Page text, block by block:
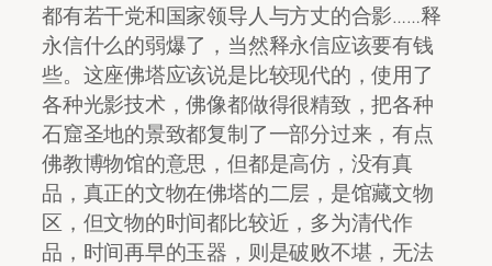
都有若干党和国家领导人与方丈的合影……释
永信什么的弱爆了，当然释永信应该要有钱
些。这座佛塔应该说是比较现代的，使用了
各种光影技术，佛像都做得很精致，把各种
石窟圣地的景致都复制了一部分过来，有点
佛教博物馆的意思，但都是高仿，没有真
品，真正的文物在佛塔的二层，是馆藏文物
区，但文物的时间都比较近，多为清代作
品，时间再早的玉器，则是破败不堪，无法